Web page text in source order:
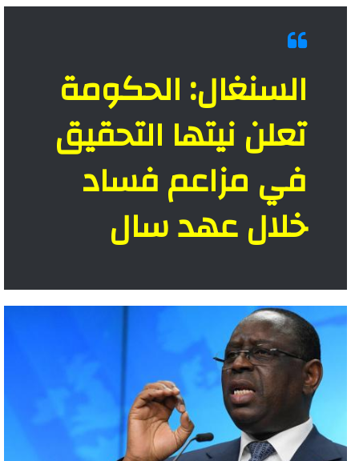
السنغال: الحكومة
تعلن نيتها التحقيق
في مزاعم فساد
خلال عهد سال